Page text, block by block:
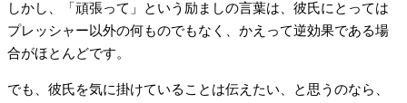
しかし、「頑張って」という励ましの言葉は、彼氏にとっては
プレッシャー以外の何ものでもなく、かえって逆効果である場
合がほとんどです。
でも、彼氏を気に掛けていることは伝えたい、と思うのなら、